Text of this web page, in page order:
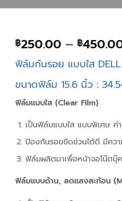
฿250.00 – ฿
ฟิล์มกันรอย แบบใส
ขนาดฟิล์ม 15.6 นิ้ว :
ฟิล์มแบบใส (Clear Film)
เป็นฟิล์มแบบใส แบบพิเศษ
ป้องกันรอยขีดข่วนได้ดี มีคว
ฟิล์มผลิตมาเพื่อหน้าจอโน๊ตบุ๊
ฟิล์มแบบด้าน, ลดแสงสะท้อน